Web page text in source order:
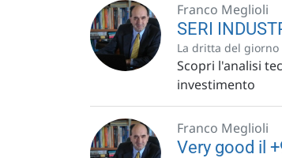
Franco Meglioli
SERI
La dritta del giorno
Scopri l'analisi
investimento
Franco Meglioli
Very good il